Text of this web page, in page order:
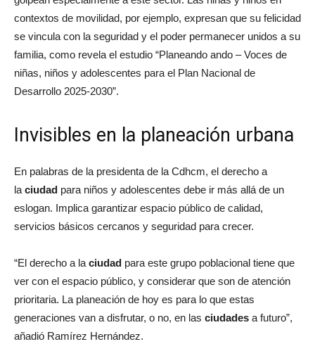
contextos de movilidad, por ejemplo, expresan que su felicidad
se vincula con la seguridad y el poder permanecer unidos a su
familia, como revela el estudio “Planeando ando – Voces de
niñas, niños y adolescentes para el Plan Nacional de
Desarrollo 2025-2030”.
Invisibles en la planeación urbana
En palabras de la presidenta de la Cdhcm, el derecho a
la ciudad para niños y adolescentes debe ir más allá de un
eslogan. Implica garantizar espacio público de calidad,
servicios básicos cercanos y seguridad para crecer.
“El derecho a la ciudad para este grupo poblacional tiene que
ver con el espacio público, y considerar que son de atención
prioritaria. La planeación de hoy es para lo que estas
generaciones van a disfrutar, o no, en las ciudades a futuro”,
añadió Ramírez Hernández.